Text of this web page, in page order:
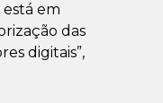
em
das
digitais”,